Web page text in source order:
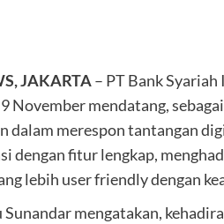
JAKARTA– PT Bank
November mendatang,
dalam merespon tantangan
dengan fitur lengkap,
lebih user friendly dengan
mengatakan,